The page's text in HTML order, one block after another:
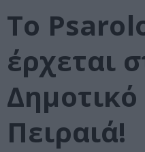
Το
έρχεται
Πειραιά!